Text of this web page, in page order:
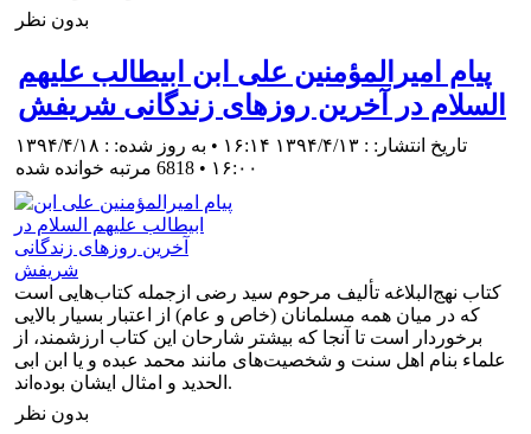
بدون نظر
پیام امیرالمؤمنین علی ابن ابیطالب علیهم
السلام در آخرین روزهای زندگانی شریفش
تاریخ انتشار: : ۱۳۹۴/۴/۱۳ ۱۶:۱۴ • به روز شده: : ۱۳۹۴/۴/۱۸
۱۶:۰۰ • 6818 مرتبه خوانده شده
کتاب نهج‌البلاغه تألیف مرحوم سید رضی ازجمله کتاب‌هایی است
که در میان همه مسلمانان (خاص و عام) از اعتبار بسیار بالایی
برخوردار است تا آنجا که بیشتر شارحان این کتاب ارزشمند، از
علماء بنام اهل سنت و شخصیت‌های مانند محمد عبده و یا ابن ابی
الحدید و امثال ایشان بوده‌اند.
بدون نظر